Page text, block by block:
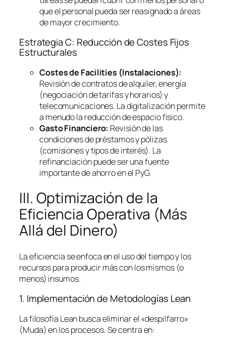
que el personal pueda ser reasignado a áreas
de mayor crecimiento.
Estrategia C: Reducción de Costes Fijos
Estructurales
Costes de Facilities (Instalaciones):
Revisión de contratos de alquiler, energía
(negociación de tarifas y horarios) y
telecomunicaciones. La digitalización permite
a menudo la reducción de espacio físico.
Gasto Financiero: Revisión de las
condiciones de préstamos y pólizas
(comisiones y tipos de interés). La
refinanciación puede ser una fuente
importante de ahorro en el PyG.
III. Optimización de la
Eficiencia Operativa (Más
Allá del Dinero)
La eficiencia se enfoca en el uso del tiempo y los
recursos para producir más con los mismos (o
menos) insumos.
1. Implementación de Metodologías Lean
La filosofía Leanbusca eliminar el «despilfarro»
(Muda) en los procesos. Se centra en: